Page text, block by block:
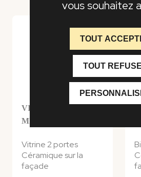
revêtus de placage chêne.
VITRINE 2 PORTES
MINÉRALE
Vitrine 2 portes
Céramique sur la
façade
vous souhaitez
TOUT
TOUT